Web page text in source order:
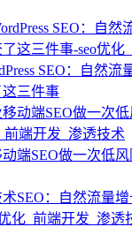
SEO：自然
三件事
端SEO做一次低